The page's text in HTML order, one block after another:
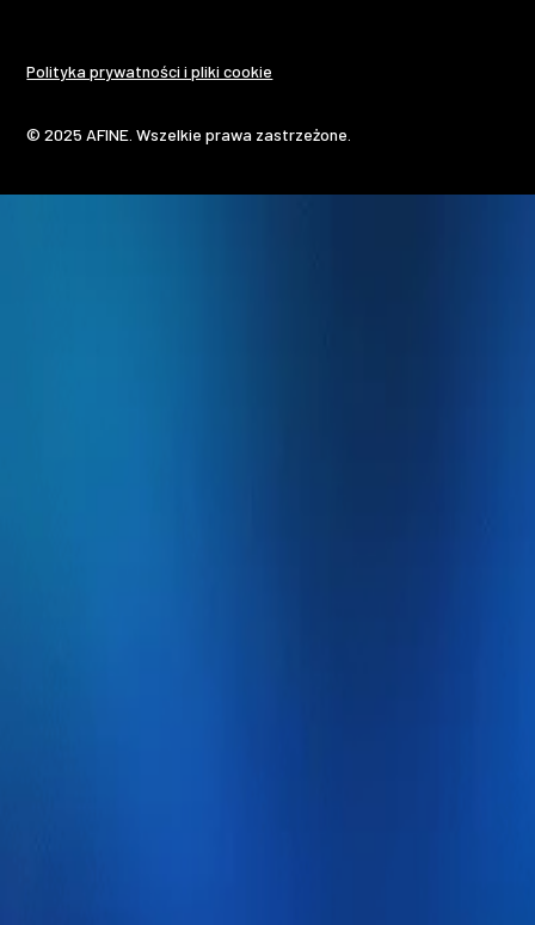
© 2025 AFINE. Wszelkie prawa zastrzeżone.
Polityka prywatności i pliki cookie